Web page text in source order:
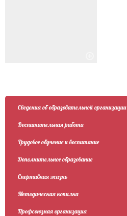
Сведения об образовательной организации
Воспитательная работа
Трудовое обучение и воспитание
Дополнительное образование
Спортивная жизнь
Методическая копилка
Профсоюзная организация